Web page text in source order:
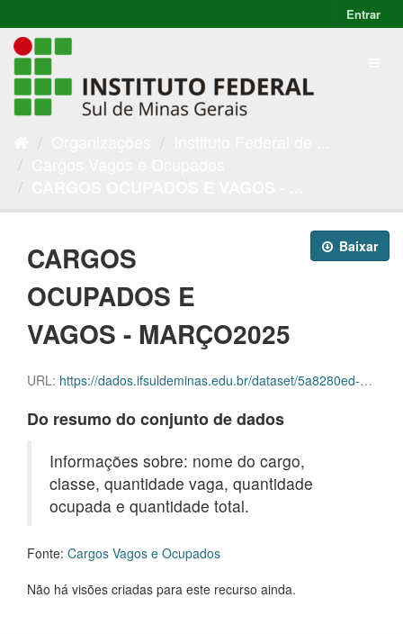
Entrar
Baixar
CARGOS
OCUPADOS E
VAGOS - MARÇO2025
URL: https://dados.ifsuldeminas.edu.br/dataset/5a8280ed-031b-45f2-9623-37aa7026fd68/resource/38f08e30-7068-4186-87df-58b14c86cdd5/download/progep-cargos-e-vagas-marco2025.ods
Do resumo do conjunto de dados
Informações sobre: nome do cargo,
classe, quantidade vaga, quantidade
ocupada e quantidade total.
Fonte: Cargos Vagos e Ocupados
Não há visões criadas para este recurso ainda.